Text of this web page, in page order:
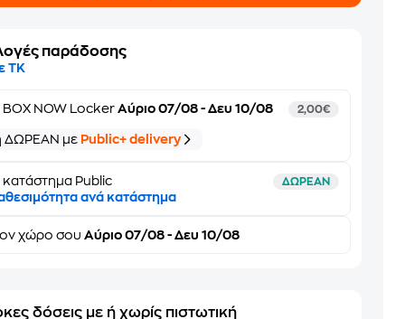
παράδοσης
ΤΚ
BOX NOW Locker Αύριο 07/08 - Δευ 10/08 2,00€
ΔΩΡΕΑΝ με Public+ delivery
κατάστημα Public ΔΩΡΕΑΝ
ανά κατάστημα
χώρο σου Αύριο 07/08 - Δευ 10/08
δόσεις με ή χωρίς πιστωτική